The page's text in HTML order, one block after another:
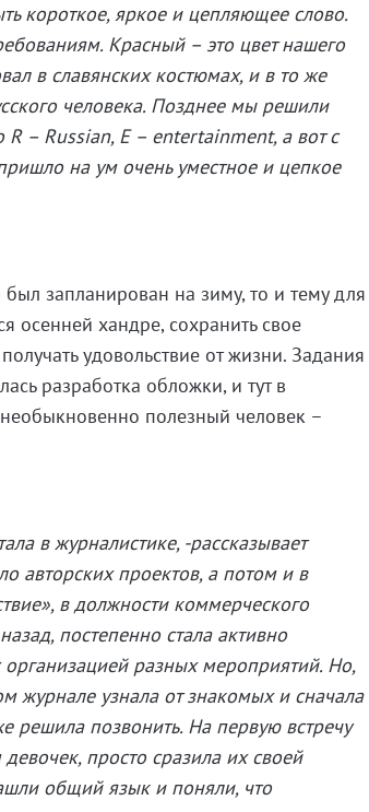
короткое, яркое и цепляющее слово.
Красный – это цвет нашего
в славянских костюмах, и в то же
человека. Позднее мы решили
R – Russian, E – entertainment, а вот с
на ум очень уместное и цепкое
запланирован на зиму, то и тему для
осенней хандре, сохранить свое
удовольствие от жизни. Задания
разработка обложки, и тут в
полезный человек –
в журналистике, -рассказывает
авторских проектов, а потом и в
в должности коммерческого
постепенно стала активно
разных мероприятий. Но,
журнале узнала от знакомых и сначала
решила позвонить. На первую встречу
просто сразила их своей
общий язык и поняли, что